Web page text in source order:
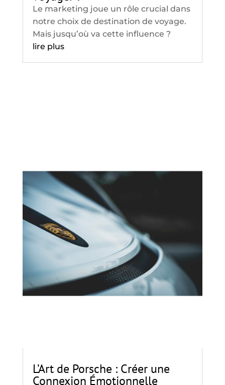
Le marketing joue un rôle crucial dans
notre choix de destination de voyage.
Mais jusqu’où va cette influence ?
lire plus
L’Art de Porsche : Créer une
Connexion Émotionnelle